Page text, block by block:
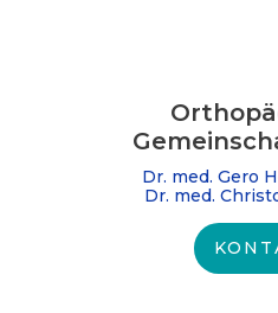
Dr. med. Gero
Dr. med.